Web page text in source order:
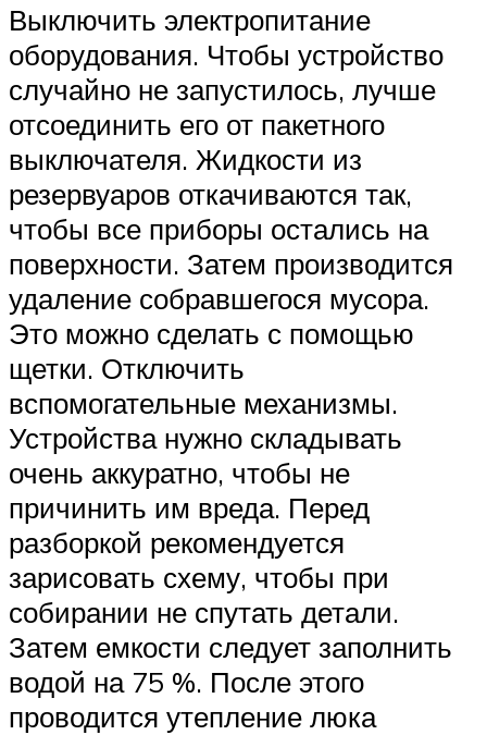
Выключить электропитание
оборудования. Чтобы устройство
случайно не запустилось, лучше
отсоединить его от пакетного
выключателя. Жидкости из
резервуаров откачиваются так,
чтобы все приборы остались на
поверхности. Затем производится
удаление собравшегося мусора.
Это можно сделать с помощью
щетки. Отключить
вспомогательные механизмы.
Устройства нужно складывать
очень аккуратно, чтобы не
причинить им вреда. Перед
разборкой рекомендуется
зарисовать схему, чтобы при
собирании не спутать детали.
Затем емкости следует заполнить
водой на 75 %. После этого
проводится утепление люка